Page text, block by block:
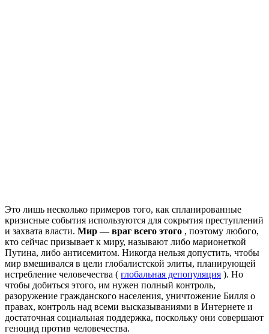
Это лишь несколько примеров того, как спланированные
кризисные события используются для сокрытия преступлений
и захвата власти. Мир — враг всего этого , поэтому любого,
кто сейчас призывает к миру, называют либо марионеткой
Путина, либо антисемитом. Никогда нельзя допустить, чтобы
мир вмешивался в цели глобалистской элиты, планирующей
истребление человечества ( глобальная депопуляция ). Но
чтобы добиться этого, им нужен полный контроль,
разоружение гражданского населения, уничтожение Билля о
правах, контроль над всеми высказываниями в Интернете и
достаточная социальная поддержка, поскольку они совершают
геноцид против человечества.